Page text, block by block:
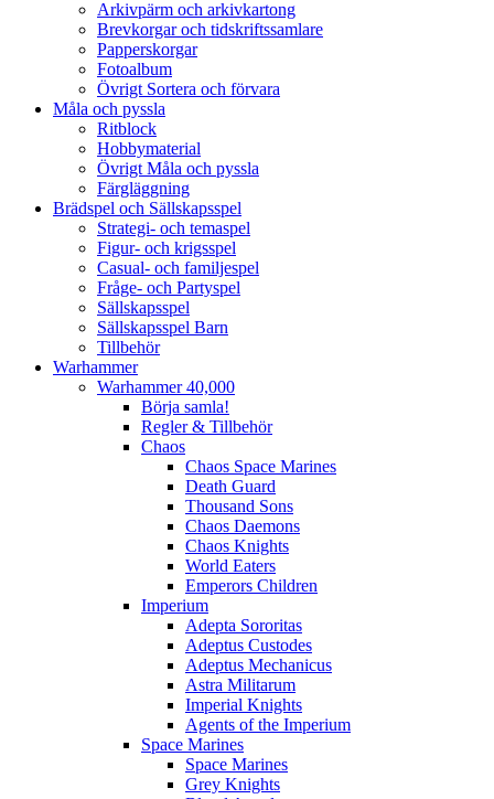
Arkivpärm och arkivkartong
Brevkorgar och tidskriftssamlare
Papperskorgar
Fotoalbum
Övrigt Sortera och förvara
Måla och pyssla
Ritblock
Hobbymaterial
Övrigt Måla och pyssla
Färgläggning
Brädspel och Sällskapsspel
Strategi- och temaspel
Figur- och krigsspel
Casual- och familjespel
Fråge- och Partyspel
Sällskapsspel
Sällskapsspel Barn
Tillbehör
Warhammer
Warhammer 40,000
Börja samla!
Regler & Tillbehör
Chaos
Chaos Space Marines
Death Guard
Thousand Sons
Chaos Daemons
Chaos Knights
World Eaters
Emperors Children
Imperium
Adepta Sororitas
Adeptus Custodes
Adeptus Mechanicus
Astra Militarum
Imperial Knights
Agents of the Imperium
Space Marines
Space Marines
Grey Knights